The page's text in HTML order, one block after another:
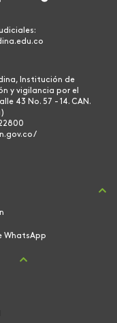
Institución de
y vigilancia por el
43 No. 57 - 14. CAN.
WhatsApp